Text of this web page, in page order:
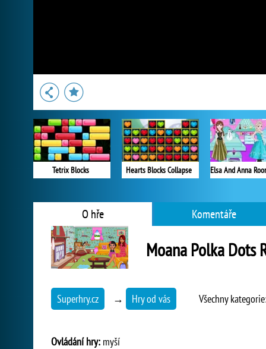
Tetrix Blocks Hearts Blocks Collapse
O hře Komentáře
Moana Polka Dots
Superhry.cz → Hry od vás Všechny
Ovládání hry: myší